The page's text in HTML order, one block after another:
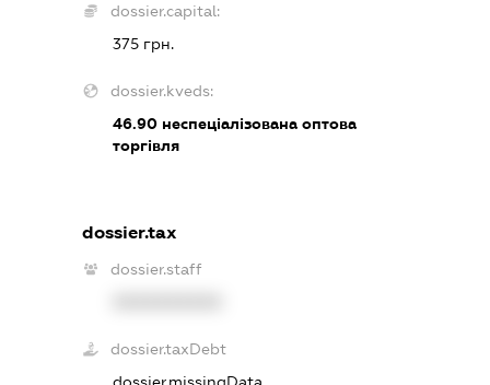
dossier.capital:
375 грн.
dossier.kveds:
46.90неспеціалізована оптова
торгівля
dossier.tax
dossier.staff
dossier.taxDebt